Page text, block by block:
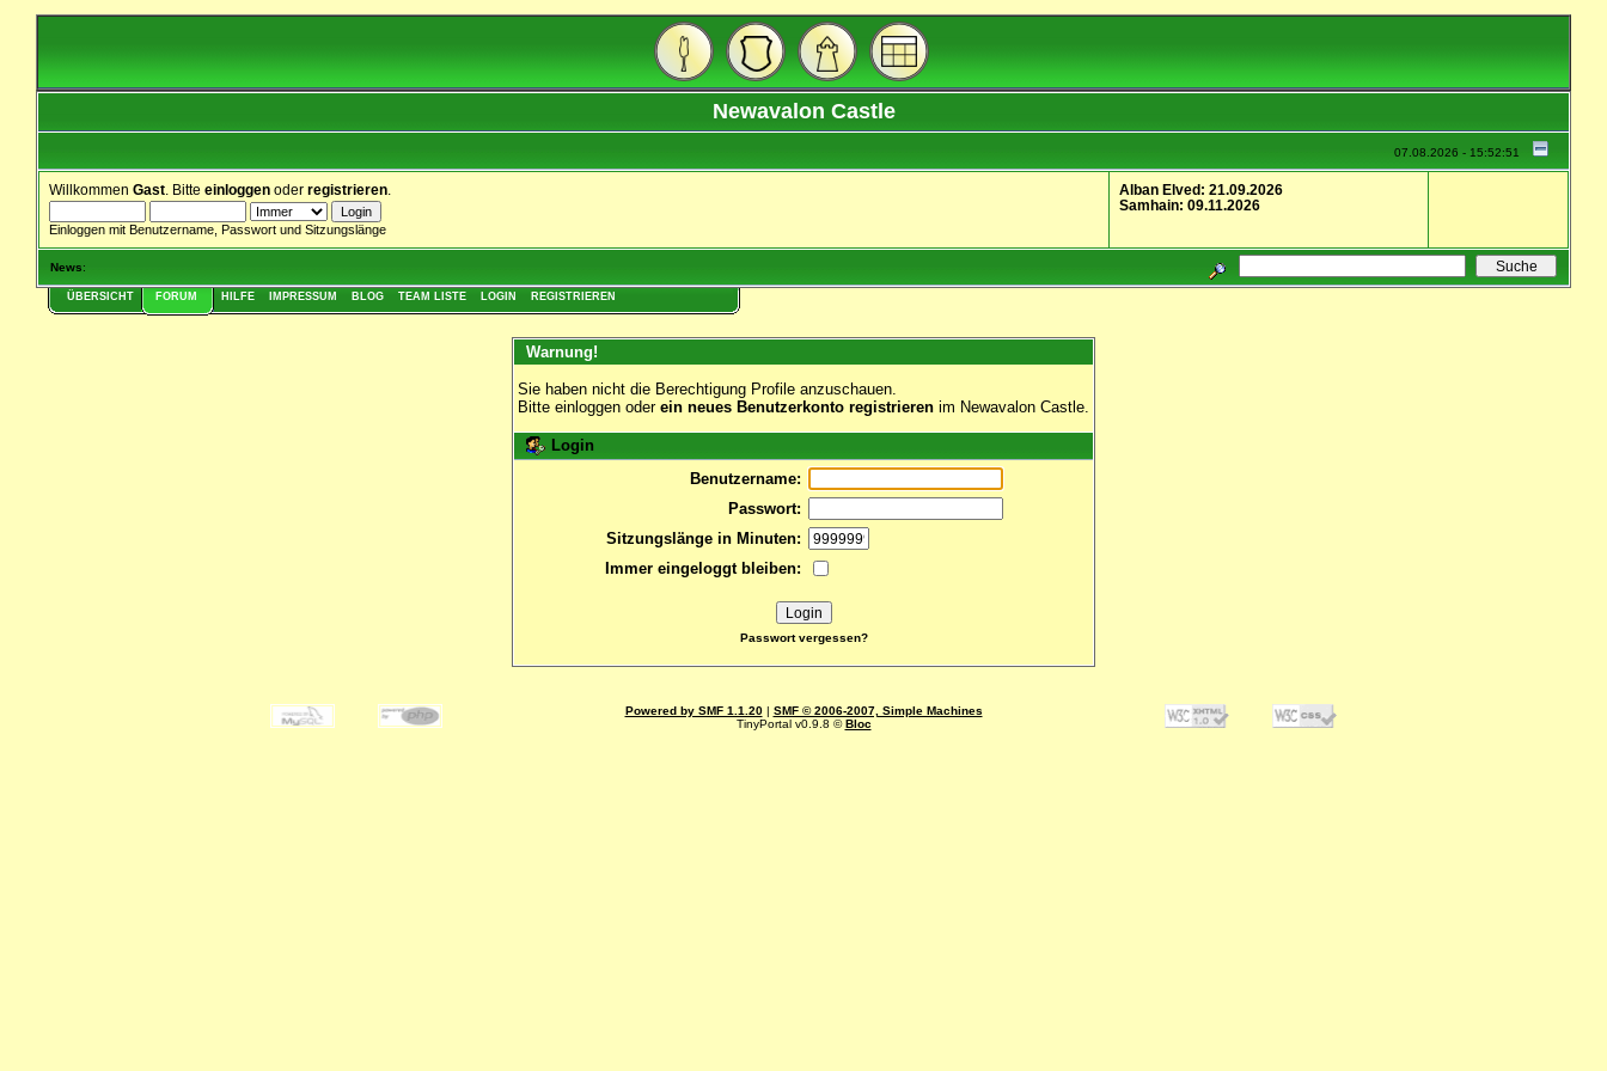
Newavalon Castle
07.08.2026 - 15:52:51
Willkommen Gast . Bitte einloggen oder registrieren
Einloggen mit Benutzername, Passwort und Sitzungslänge
Alban Elved: 21.09.2026
Samhain: 09.11.2026
News:
ÜBERSICHT FORUM HILFE IMPRESSUM BLOG TEAM LISTE LOGIN REGISTRIEREN
Warnung!
Sie haben nicht die Berechtigung Profile anzuschauen.
Bitte einloggen oder ein neues Benutzerkonto registrieren im Newavalon Castle.
Login
Benutzername:
Passwort:
Sitzungslänge in Minuten:
Immer eingeloggt bleiben:
Passwort vergessen?
Powered by SMF 1.1.20| SMF © 2006-2007, Simple Machines
TinyPortal v0.9.8 ©Bloc